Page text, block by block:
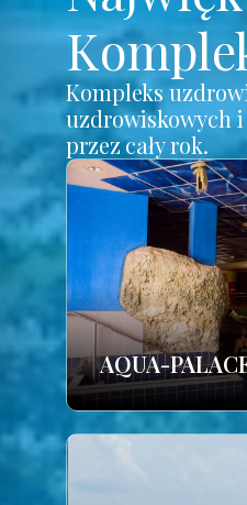
Kompleks
uzdrowiskowych
przez cały rok.
AQUA-